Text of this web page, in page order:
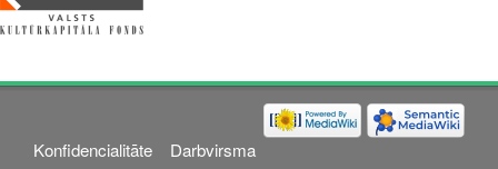
Konfidencialitāte Darbvirsma